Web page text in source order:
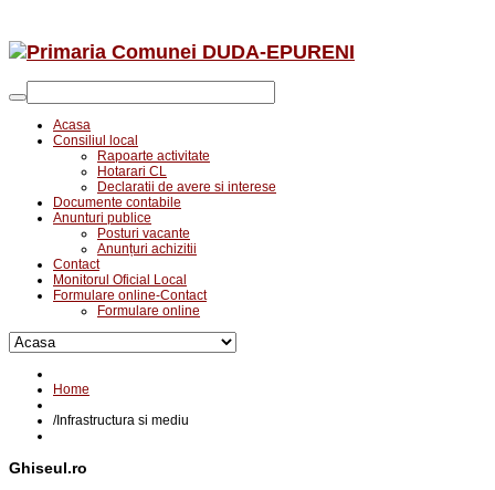
Acasa
Consiliul local
Rapoarte activitate
Hotarari CL
Declaratii de avere si interese
Documente contabile
Anunturi publice
Posturi vacante
Anunțuri achizitii
Contact
Monitorul Oficial Local
Formulare online-Contact
Formulare online
Home
/Infrastructura si mediu
Ghiseul.ro